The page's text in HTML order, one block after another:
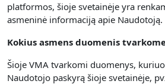
platformos, šioje svetainėje yra
asmeninė informaciją apie Naudotoją.
Kokius asmens duomenis
Šioje VMA tvarkomi duomenys,
Naudotojo paskyrą šioje svetainėje,